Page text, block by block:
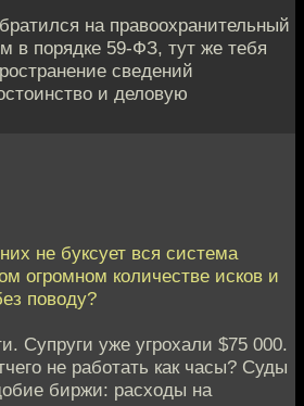
на правоохранительный
в порядке 59-ФЗ, тут же тебя
сведений
и деловую
не буксует вся система
огромном количестве исков и
поводу?
Супруги уже угрохали $75 000.
не работать как часы? Суды
биржи: расходы на